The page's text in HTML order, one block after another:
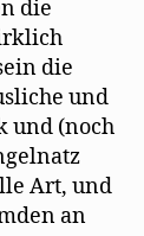
die
die
und
und (noch
Art, und
an